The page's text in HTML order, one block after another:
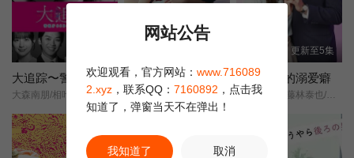
アキ]と再会。また、妹?結を見染めた日本橋の本両替商?枡吾屋忠
兵衛[髙嶋政伸]との出会いも、五鈴屋の未来に大きな波紋を広げて
いきそうな予感…というところで、シーズン2は終了しました。 シ
ーズン３は、その直後からの物語です。幸にとっては、思わぬ敵
が出現！五鈴屋を守る商いの闘いのドラマでもあります。いった
い誰が味方で、誰が敵なのか…まさか！まさか！の連続です。幸
や五鈴屋に迫る危機、そして恋あり、笑いあり、涙あり！怒とう
の展開の人情時代劇はまだまだ続きます！ 幸たちチーム五鈴屋の
大追踪〜警视厅SSBC强行犯系〜 第二季
大森南朋/相叶雅纪/松下奈绪/
第一声啼哭 母子救命急救班
初啼/First Cry/ファーストクライ/
更新至5集
冷淡同期的溺爱癖
ゆいかれん/藤林泰也/小栗有以/京典和玖/半田周平/
网站公告
欢迎观看，官方网站： www.716089
2.xyz ，联系QQ： 7160892 ，点击我
知道了，弹窗当天不在弹出！
我知道了 取消